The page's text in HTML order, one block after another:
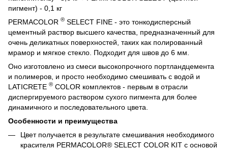
пигмент) - 0,1 кг
PERMACOLOR ® SELECT FINE - это тонкодисперсный
цементный раствор высшего качества, предназначенный для
очень деликатных поверхностей, таких как полированный
мрамор и мягкое стекло. Подходит для швов до 6 мм.
Оно изготовлено из смеси высокопрочного портландцемента
и полимеров, и просто необходимо смешивать с водой и
LATICRETE ® COLOR комплектов - первым в отрасли
диспергируемого раствором сухого пигмента для более
динамичного и последовательного цвета.
Особенности и преимущества
Цвет получается в результате смешивания необходимого
красителя PERMACOLOR® SELECT COLOR KIT с основой